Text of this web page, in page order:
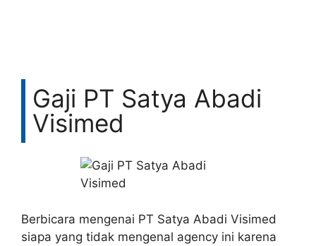
Gaji PT Satya Abadi
Visimed
Berbicara mengenai PT Satya Abadi Visimed
siapa yang tidak mengenal agency ini karena